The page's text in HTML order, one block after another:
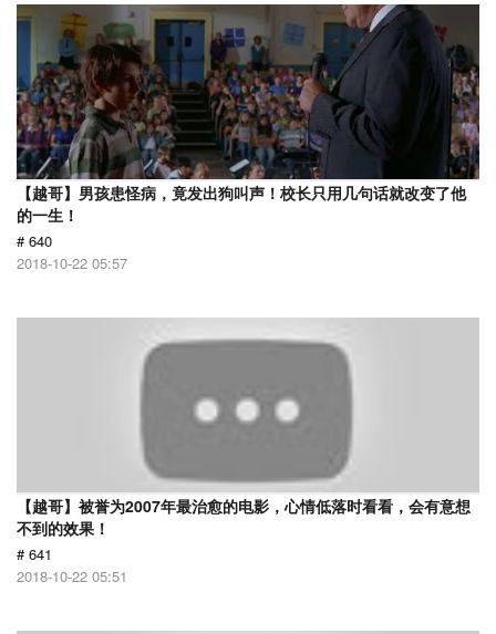
【越哥】男孩患怪病，竟发出狗叫声！校长只用几句话就改变了他
的一生！
# 640
2018-10-22 05:57
【越哥】被誉为2007年最治愈的电影，心情低落时看看，会有意想
不到的效果！
# 641
2018-10-22 05:51